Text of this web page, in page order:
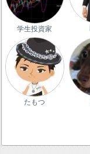
学生投資家
たもつ